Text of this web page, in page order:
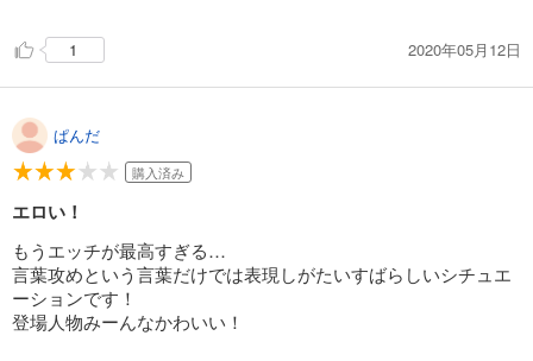
1 2020年05月12日
ぱんだ
購入済み
エロい！
もうエッチが最高すぎる…
言葉攻めという言葉だけでは表現しがたいすばらしいシチュエ
ーションです！
登場人物みーんなかわいい！